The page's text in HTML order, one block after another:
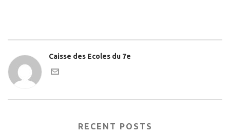
Caisse des Ecoles du 7e
RECENT POSTS